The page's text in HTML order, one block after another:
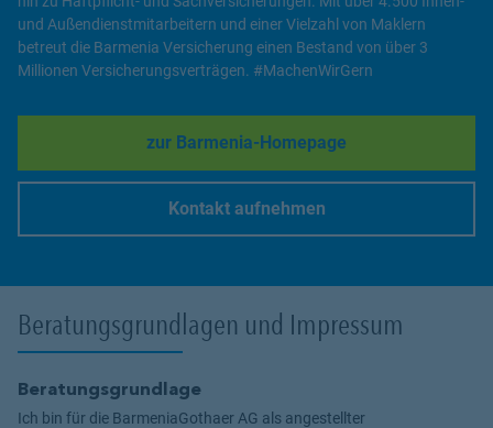
und Außendienstmitarbeitern und einer Vielzahl von Maklern
betreut die Barmenia Versicherung einen Bestand von über 3
Millionen Versicherungsverträgen. #MachenWirGern
zur Barmenia-Homepage
Link Opens in New Tab
Kontakt aufnehmen
Beratungsgrundlagen und Impressum
Beratungsgrundlage
Ich bin für die BarmeniaGothaer AG als angestellter